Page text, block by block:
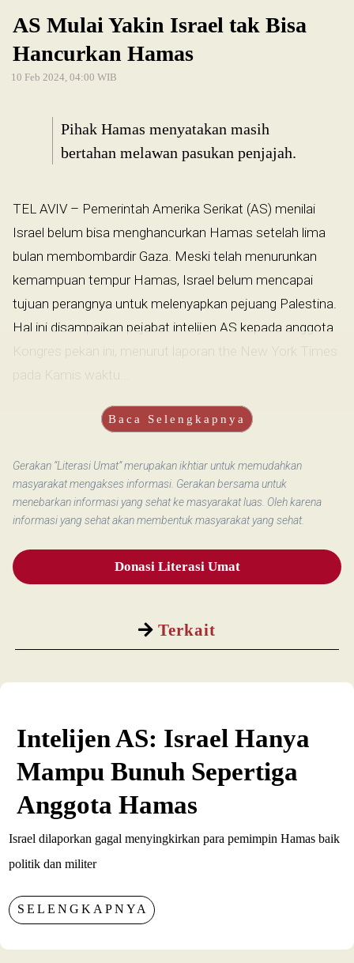
Terkait
AS Mulai Yakin Israel tak Bisa
Hancurkan Hamas
10 Feb 2024, 04:00 WIB
Pihak Hamas menyatakan masih
bertahan melawan pasukan penjajah.
TEL AVIV – Pemerintah Amerika Serikat (AS) menilai
Israel belum bisa menghancurkan Hamas setelah lima
bulan membombardir Gaza. Meski telah menurunkan
kemampuan tempur Hamas, Israel belum mencapai
tujuan perangnya untuk melenyapkan pejuang Palestina.
Hal ini disampaikan pejabat intelijen AS kepada anggota
Kongres pekan ini, menurut laporan the New York Times
pada Kamis waktu...
Baca Selengkapnya
Gerakan “Literasi Umat” merupakan ikhtiar untuk memudahkan
masyarakat mengakses informasi. Gerakan bersama untuk
menebarkan informasi yang sehat ke masyarakat luas. Oleh karena
informasi yang sehat akan membentuk masyarakat yang sehat.
Donasi Literasi Umat
Intelijen AS: Israel Hanya
Mampu Bunuh Sepertiga
Anggota Hamas
Israel dilaporkan gagal menyingkirkan para pemimpin Hamas baik
politik dan militer
SELENGKAPNYA